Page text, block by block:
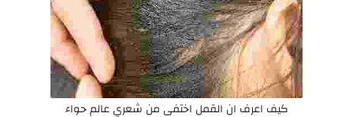
كيف اعرف ان القمل اختفى من شعري عالم حواء